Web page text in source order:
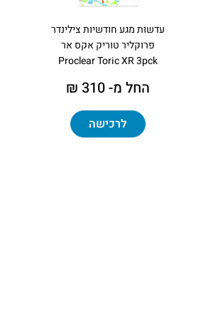
עדשות מגע חודשיות צילינדר
פרוקליר טוריק אקס אר
Proclear Toric XR 3pck
החל מ- 310 ₪
לרכישה